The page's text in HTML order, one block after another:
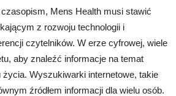
Mens Health musi stawić
z rozwoju technologii i
czytelników. W erze cyfrowej, wiele
aby znaleźć informacje na temat
Wyszukiwarki internetowe, takie
źródłem informacji dla wielu osób.